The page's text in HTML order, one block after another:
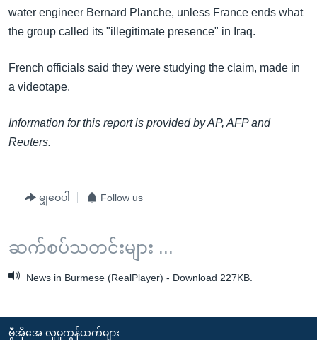
water engineer Bernard Planche, unless France ends what
the group called its "illegitimate presence" in Iraq.
French officials said they were studying the claim, made in
a videotape.
Information for this report is provided by AP, AFP and
Reuters.
မျှဝေပါ Follow us
ဆက်စပ်သတင်းများ ...
News in Burmese (RealPlayer) - Download 227KB.
ဗွီအိုအေ လူမှုကွန်ယက်များ